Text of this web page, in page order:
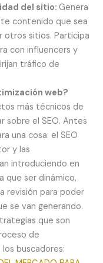
del sitio:Genera
contenido que sea
otros sitios. Participa
con influencers y
tráfico de
web?
más técnicos de
sobre el SEO. Antes
una cosa: el SEO
y las
introduciendo en
que ser dinámico,
revisión para poder
se van generando.
que son
de
buscadores: